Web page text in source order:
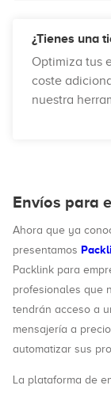
¿Tienes una
Optimiza tus
coste
nuestra
Envíos para
Ahora que ya
presentamos
Packlink para
profesionales que
tendrán acceso a
mensajería a
automatizar sus
La plataforma de